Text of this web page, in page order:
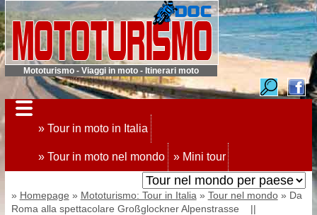
Mototurismo - Viaggi in moto - Itinerari moto
» Tour in moto in Italia
» Tour in moto nel mondo » Mini tour
» Homepage » Mototurismo: Tour in Italia » Tour nel mondo» Da
Roma alla spettacolare Großglockner Alpenstrasse ||